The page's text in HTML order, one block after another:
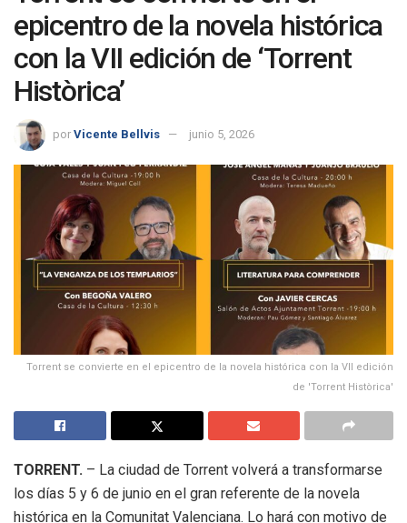
epicentro de la novela histórica
con la VII edición de ‘Torrent
Històrica’
por Vicente Bellvis junio 5, 2026
Torrent se convierte en el epicentro de la novela histórica con la VII edición
de 'Torrent Històrica'
TORRENT. – La ciudad de Torrent volverá a transformarse
los días 5 y 6 de junio en el gran referente de la novela
histórica en la Comunitat Valenciana. Lo hará con motivo de